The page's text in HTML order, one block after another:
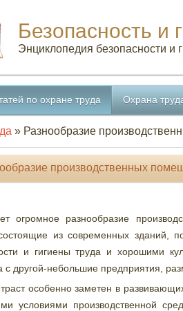
Безопасность и
Энциклопедия безопасности и
по охране труда Охрана
» Разнообразие
производственных
огромное разнообразие
из современных зданий,
и гигиены труда и хорошими
с другой-небольшие предприятия,
особенно заметен в
условиями производственной